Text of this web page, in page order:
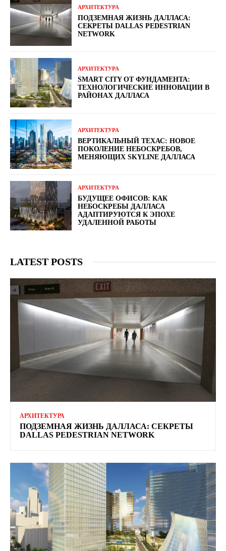
АРХИТЕКТУРА
ПОДЗЕМНАЯ ЖИЗНЬ ДАЛЛАСА:
СЕКРЕТЫ DALLAS PEDESTRIAN
NETWORK
АРХИТЕКТУРА
SMART CITY ОТ ФУНДАМЕНТА:
ТЕХНОЛОГИЧЕСКИЕ ИННОВАЦИИ В
РАЙОНАХ ДАЛЛАСА
АРХИТЕКТУРА
ВЕРТИКАЛЬНЫЙ ТЕХАС: НОВОЕ
ПОКОЛЕНИЕ НЕБОСКРЕБОВ,
МЕНЯЮЩИХ SKYLINE ДАЛЛАСА
АРХИТЕКТУРА
БУДУЩЕЕ ОФИСОВ: КАК
НЕБОСКРЕБЫ ДАЛЛАСА
АДАПТИРУЮТСЯ К ЭПОХЕ
УДАЛЕННОЙ РАБОТЫ
LATEST POSTS
АРХИТЕКТУРА
ПОДЗЕМНАЯ ЖИЗНЬ ДАЛЛАСА: СЕКРЕТЫ
DALLAS PEDESTRIAN NETWORK